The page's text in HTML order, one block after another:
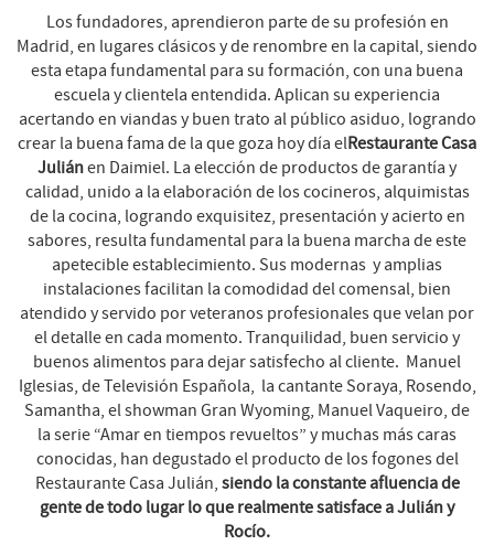
Los fundadores, aprendieron parte de su profesión en
Madrid, en lugares clásicos y de renombre en la capital, siendo
esta etapa fundamental para su formación, con una buena
escuela y clientela entendida. Aplican su experiencia
acertando en viandas y buen trato al público asiduo, logrando
crear la buena fama de la que goza hoy día elRestaurante Casa
Juliánen Daimiel. La elección de productos de garantía y
calidad, unido a la elaboración de los cocineros, alquimistas
de la cocina, logrando exquisitez, presentación y acierto en
sabores, resulta fundamental para la buena marcha de este
apetecible establecimiento. Sus modernas y amplias
instalaciones facilitan la comodidad del comensal, bien
atendido y servido por veteranos profesionales que velan por
el detalle en cada momento. Tranquilidad, buen servicio y
buenos alimentos para dejar satisfecho al cliente. Manuel
Iglesias, de Televisión Española, la cantante Soraya, Rosendo,
Samantha, el showman Gran Wyoming, Manuel Vaqueiro, de
la serie “Amar en tiempos revueltos” y muchas más caras
conocidas, han degustado el producto de los fogones del
Restaurante Casa Julián, siendo la constante afluencia de
gente de todo lugar lo que realmente satisface a Julián y
Rocío.